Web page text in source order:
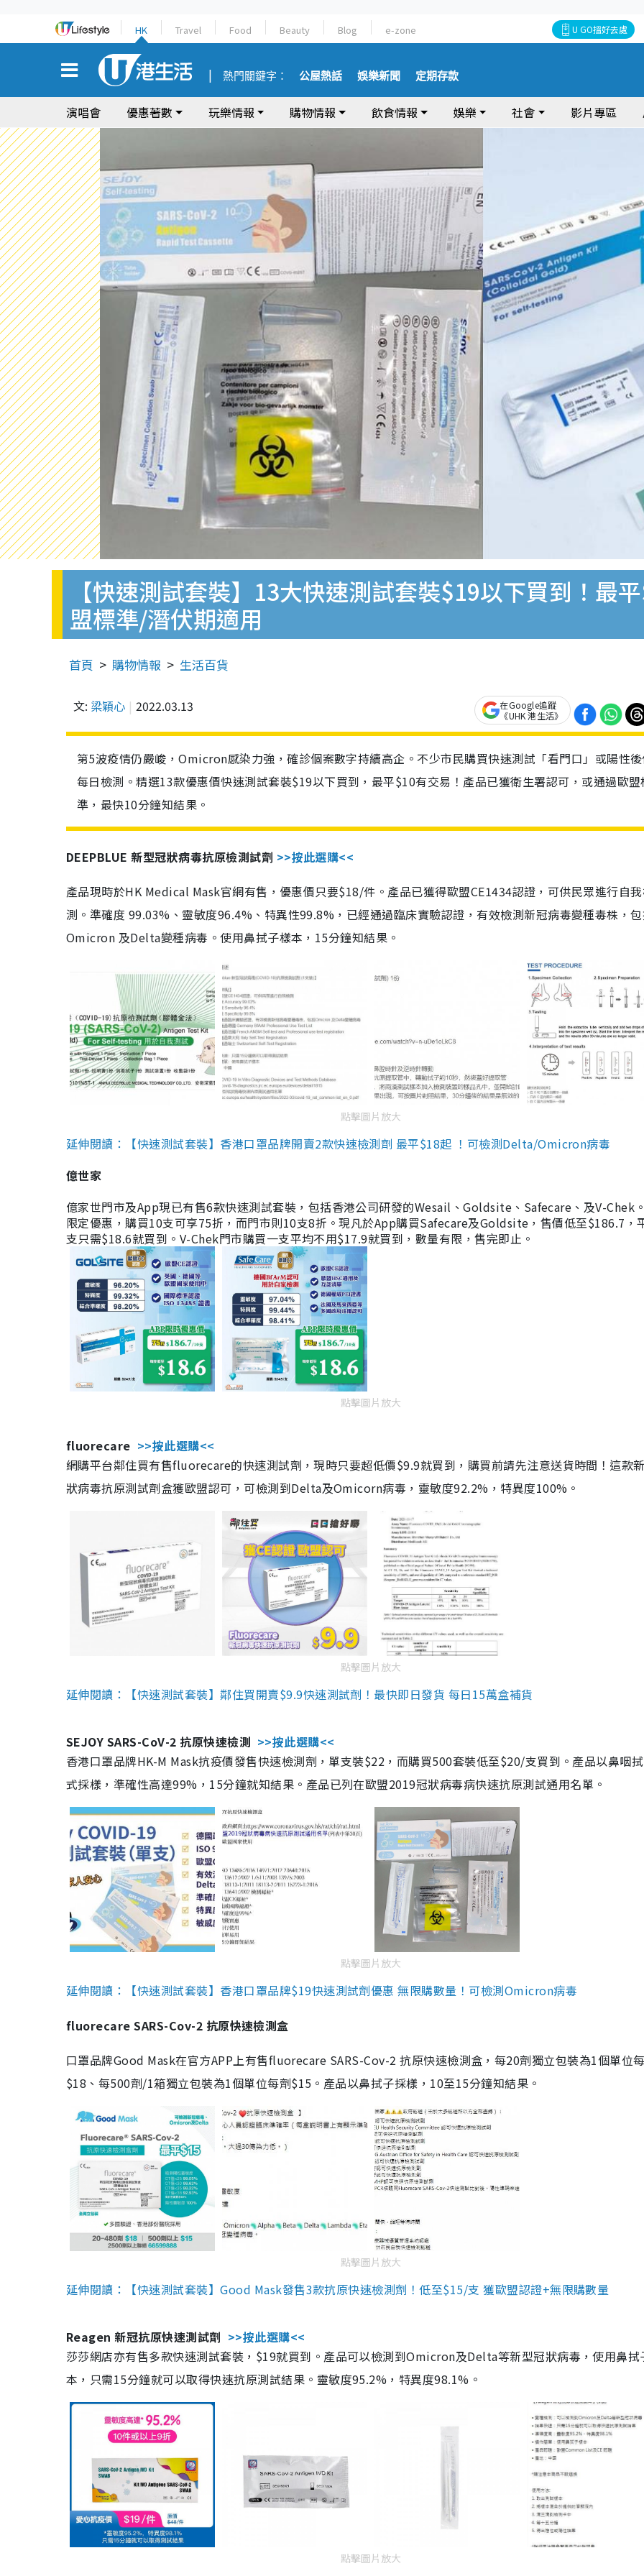
HK Travel Food Beauty Blog e-zone U GO搵好去處
熱門關鍵字： 公屋熱話 娛樂新聞 定期存款
演唱會 優惠著數 玩樂情報 購物情報 飲食情報 娛樂 社會 影片專區
【快速測試套裝】13大快速測試套裝$19以下買到！最
盟標準/潛伏期適用
首頁 購物情報 生活百貨
文: 梁穎心 2022.03.13
在Google追蹤
《UHK 港生活》
第5波疫情仍嚴峻，Omicron感染力強，確診個案數字持續高企。不少市民購買快速測試「看門口」或陽性
每日檢測。精選13款優惠價快速測試套裝$19以下買到，最平$10有交易！產品已獲衛生署認可，或通過歐盟
準，最快10分鐘知結果。
DEEPBLUE 新型冠狀病毒抗原檢測試劑 >>按此選購<<
產品現時於HK Medical Mask官網有售，優惠價只要$18/件。產品已獲得歐盟CE1434認證，可供民眾進行自
測。準確度 99.03%、靈敏度96.4%、特異性99.8%，已經通過臨床實驗認證，有效檢測新冠病毒變種毒株，
Omicron 及Delta變種病毒。使用鼻拭子樣本，15分鐘知結果。
點擊圖片放大
延伸閱讀：【快速測試套裝】香港口罩品牌開賣2款快速檢測劑 最平$18起 ！可檢測Delta/Omicron病毒
億世家
億家世門市及App現已有售6款快速測試套裝，包括香港公司研發的Wesail、Goldsite、Safecare、及V-Chek
限定優惠，購買10支可享75折，而門市則10支8折。現凡於App購買Safecare及Goldsite，售價低至$186.7，
支只需$18.6就買到。V-Chek門市購買一支平均不用$17.9就買到，數量有限，售完即止。
點擊圖片放大
fluorecare >>按此選購<<
網購平台鄰住買有售fluorecare的快速測試劑，現時只要超低價$9.9就買到，購買前請先注意送貨時間！這款
狀病毒抗原測試劑盒獲歐盟認可，可檢測到Delta及Omicorn病毒，靈敏度92.2%，特異度100%。
點擊圖片放大
延伸閱讀：【快速測試套裝】鄰住買開賣$9.9快速測試劑！最快即日發貨 每日15萬盒補貨
SEJOY SARS-CoV-2 抗原快速檢測 >>按此選購<<
香港口罩品牌HK-M Mask抗疫價發售快速檢測劑，單支裝$22，而購買500套裝低至$20/支買到。產品以鼻咽
式採樣，準確性高達99%，15分鐘就知結果。產品已列在歐盟2019冠狀病毒病快速抗原測試通用名單。
點擊圖片放大
延伸閱讀：【快速測試套裝】香港口罩品牌$19快速測試劑優惠 無限購數量！可檢測Omicron病毒
fluorecare SARS-Cov-2 抗原快速檢測盒
口罩品牌Good Mask在官方APP上有售fluorecare SARS-Cov-2 抗原快速檢測盒，每20劑獨立包裝為1個單位
$18、每500劑/1箱獨立包裝為1個單位每劑$15。產品以鼻拭子採樣，10至15分鐘知結果。
點擊圖片放大
延伸閱讀：【快速測試套裝】Good Mask發售3款抗原快速檢測劑！低至$15/支 獲歐盟認證+無限購數量
Reagen 新冠抗原快速測試劑 >>按此選購<<
莎莎網店亦有售多款快速測試套裝，$19就買到。產品可以檢測到Omicron及Delta等新型冠狀病毒，使用鼻拭
本，只需15分鐘就可以取得快速抗原測試結果。靈敏度95.2%，特異度98.1%。
點擊圖片放大